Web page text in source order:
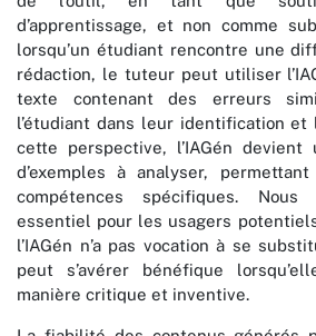
d’apprentissage, et non comme
lorsqu’un étudiant rencontre une
rédaction, le tuteur peut utiliser
texte contenant des erreurs
l’étudiant dans leur identification et
cette perspective, l’IAGén
d’exemples à analyser,
compétences spécifiques.
essentiel pour les usagers
l’IAGén n’a pas vocation à se
peut s’avérer bénéfique
manière critique et inventive.